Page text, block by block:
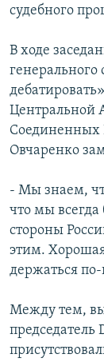
судебного
В ходе
Центральной
Соединенных
Овчаренко
- Мы знаем,
что мы
стороны
этим.
держаться
Между тем,
председатель